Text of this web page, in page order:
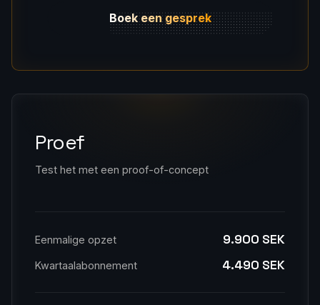
Boek een gesprek
Proef
Test het met een proof-of-concept
Eenmalige opzet 9.900 SEK
Kwartaalabonnement 4.490 SEK